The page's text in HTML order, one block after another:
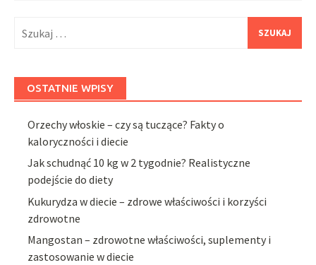
OSTATNIE WPISY
Orzechy włoskie – czy są tuczące? Fakty o
kaloryczności i diecie
Jak schudnąć 10 kg w 2 tygodnie? Realistyczne
podejście do diety
Kukurydza w diecie – zdrowe właściwości i korzyści
zdrowotne
Mangostan – zdrowotne właściwości, suplementy i
zastosowanie w diecie